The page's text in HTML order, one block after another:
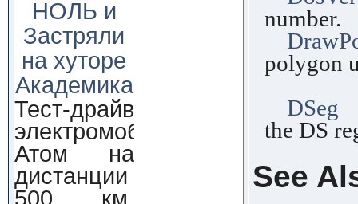
НОЛЬ и
Застряли
на хуторе
Академика
Тест-драйв
электромобиля
Атом на
дистанции
500 км.
number.
polygon
DSeg
the DS
See